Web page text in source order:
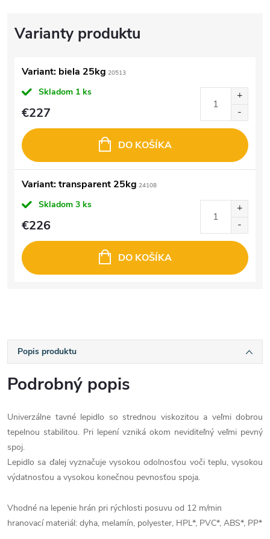
Variant: biela 25kg 20513
Skladom 1 ks
€227
DO KOŠÍKA
Variant: transparent 25kg 24108
Skladom 3 ks
€226
DO KOŠÍKA
Popis produktu
Podrobný popis
Univerzálne tavné lepidlo so strednou viskozitou a veľmi dobrou
tepelnou stabilitou. Pri lepení vzniká okom neviditeľný veľmi pevný
spoj.
Lepidlo sa ďalej vyznačuje vysokou odolnosťou voči teplu, vysokou
výdatnosťou a vysokou konečnou pevnosťou spoja.
Vhodné na lepenie hrán pri rýchlosti posuvu od 12 m/min
hranovací materiál: dyha, melamín, polyester, HPL*, PVC*, ABS*, PP*